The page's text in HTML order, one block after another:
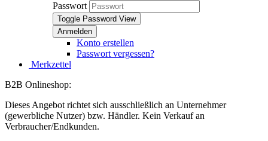
Passwort
Toggle Password View
Konto erstellen
Passwort vergessen?
Merkzettel
B2B Onlineshop:
Dieses Angebot richtet sich ausschließlich an Unternehmer
(gewerbliche Nutzer) bzw. Händler. Kein Verkauf an
Verbraucher/Endkunden.